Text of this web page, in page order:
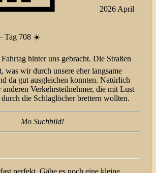
2026 April
Tag 708 ☀️
hinter uns gebracht. Die Straßen
was wir durch unsere eher langsame
da gut ausgleichen konnten. Natürlich
Verkehrsteilnehmer, die mit Lust
die Schlaglöcher brettern wollten.